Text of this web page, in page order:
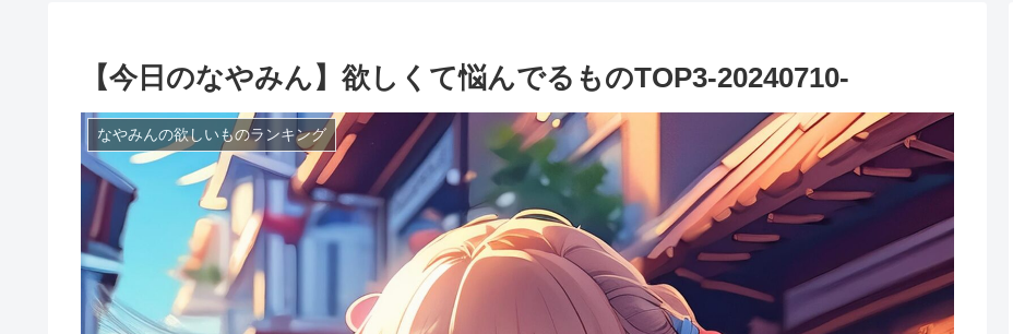
【今日のなやみん】欲しくて悩んでるものTOP3-20240710-
なやみんの欲しいものランキング